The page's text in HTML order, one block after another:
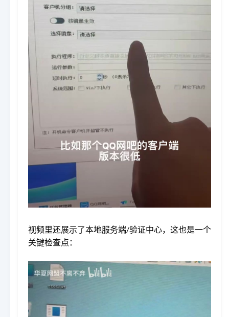
视频里还展示了本地服务端/验证中心，这也是一个
关键检查点：